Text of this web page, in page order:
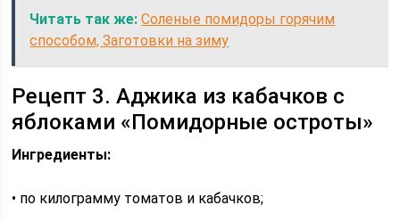
Читать так же: Соленые помидоры горячим
способом, Заготовки на зиму
Рецепт 3. Аджика из кабачков с
яблоками «Помидорные остроты»
Ингредиенты:
• по килограмму томатов и кабачков;